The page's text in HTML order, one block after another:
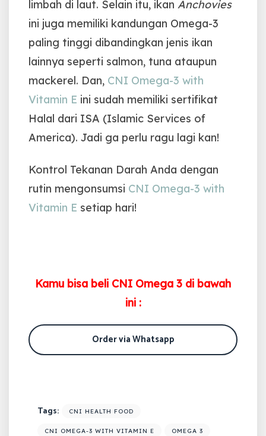
limbah di laut. Selain itu, ikan Anchovies
ini juga memiliki kandungan Omega-3
paling tinggi dibandingkan jenis ikan
lainnya seperti salmon, tuna ataupun
mackerel. Dan, CNI Omega-3 with
Vitamin E ini sudah memiliki sertifikat
Halal dari ISA (Islamic Services of
America). Jadi ga perlu ragu lagi kan!
Kontrol Tekanan Darah Anda dengan
rutin mengonsumsi CNI Omega-3 with
Vitamin E setiap hari!
Kamu bisa beli CNI Omega 3 di bawah
ini :
Order via Whatsapp
Tags: CNI HEALTH FOOD
CNI OMEGA-3 WITH VITAMIN E OMEGA 3